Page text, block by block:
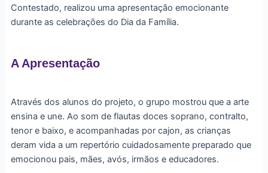
Contestado, realizou uma apresentação emocionante
durante as celebrações do Dia da Família.
A Apresentação
Através dos alunos do projeto, o grupo mostrou que a arte
ensina e une. Ao som de flautas doces soprano, contralto,
tenor e baixo, e acompanhadas por cajon, as crianças
deram vida a um repertório cuidadosamente preparado que
emocionou pais, mães, avós, irmãos e educadores.